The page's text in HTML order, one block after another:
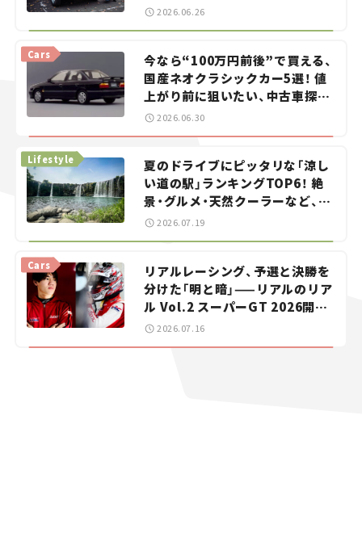
2026.06.26
今なら“100万円前後”で買える、
国産ネオクラシックカー5選！ 値
上がり前に狙いたい、中古車探し
をお手伝い――ちょっとイケてるマ
Cars
2026.06.30
夏のドライブにピッタリな「涼し
い道の駅」ランキングTOP6！ 絶
景・グルメ・天然クーラーなど、避
暑におすすめのスポットを紹介
Lifestyle
2026.07.19
リアルレーシング、予選と決勝を
分けた「明と暗」——リアルのリア
ル Vol.2 スーパーGT 2026開幕
戦 岡山国際サーキット
Cars
2026.07.16